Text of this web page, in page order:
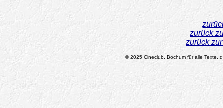
zurück
zurück
© 2025 Cineclub, Bochum für alle Texte,